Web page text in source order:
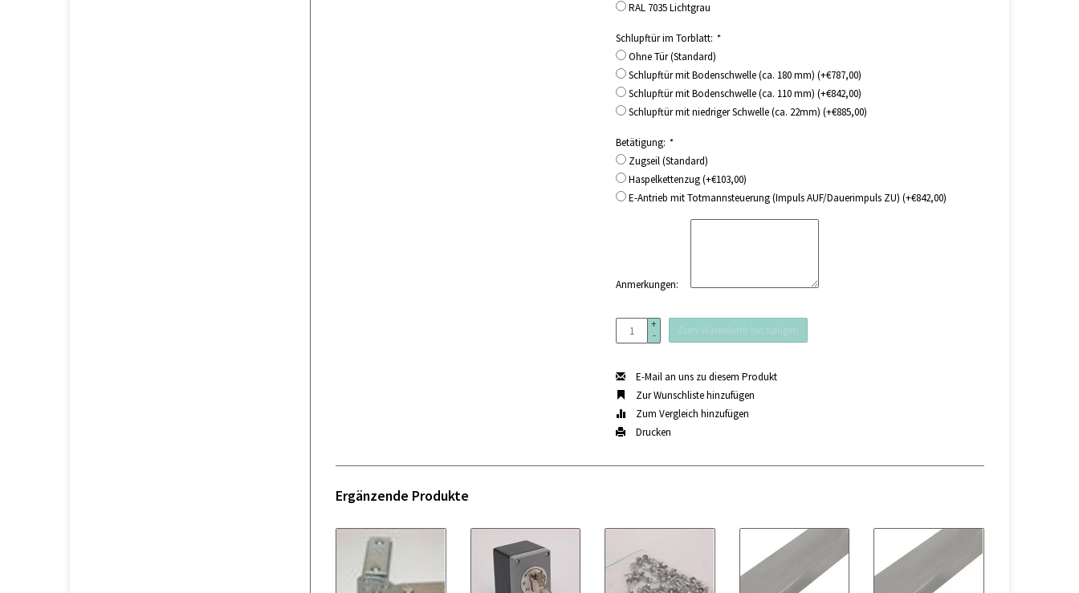
RAL 7035 Lichtgrau
Schlupftür im Torblatt: *
Ohne Tür (Standard)
Schlupftür mit Bodenschwelle (ca. 180 mm) (+€787,00)
Schlupftür mit Bodenschwelle (ca. 110 mm) (+€842,00)
Schlupftür mit niedriger Schwelle (ca. 22mm) (+€885,00)
Betätigung: *
Zugseil (Standard)
Haspelkettenzug (+€103,00)
E-Antrieb mit Totmannsteuerung (Impuls AUF/Dauerimpuls ZU) (+€842,00)
Anmerkungen:
+
-
Zum Warenkorb hinzufügen
E-Mail an uns zu diesem Produkt
Zur Wunschliste hinzufügen
Zum Vergleich hinzufügen
Drucken
Ergänzende Produkte